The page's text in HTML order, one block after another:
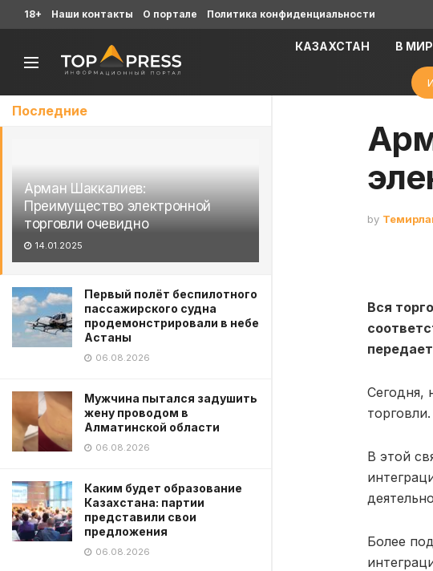
Последние
Арман Шаккалиев:
Преимущество электронной
торговли очевидно
14.01.2025
Первый полёт беспилотного
пассажирского судна
продемонстрировали в небе
Астаны
06.08.2026
Мужчина пытался задушить
жену проводом в
Алматинской области
06.08.2026
Каким будет образование
Казахстана: партии
представили свои
предложения
06.08.2026
18+ Наши контакты О портале Политика конфиденциальности
КАЗАХСТАН В
by
Вся
передает
Сегодня,
торговли.
В этой
Более